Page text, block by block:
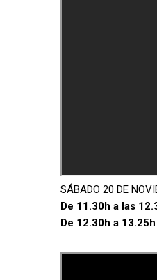
SÁBADO 20 DE
De 11.30h a las
De 12.30h a